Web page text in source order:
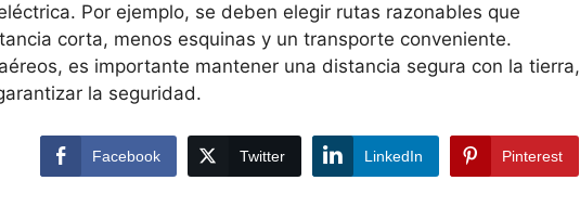
Por ejemplo, se deben elegir rutas razonables que
corta, menos esquinas y un transporte conveniente.
es importante mantener una distancia segura con la tierra,
la seguridad.
Facebook Twitter LinkedIn Pinterest